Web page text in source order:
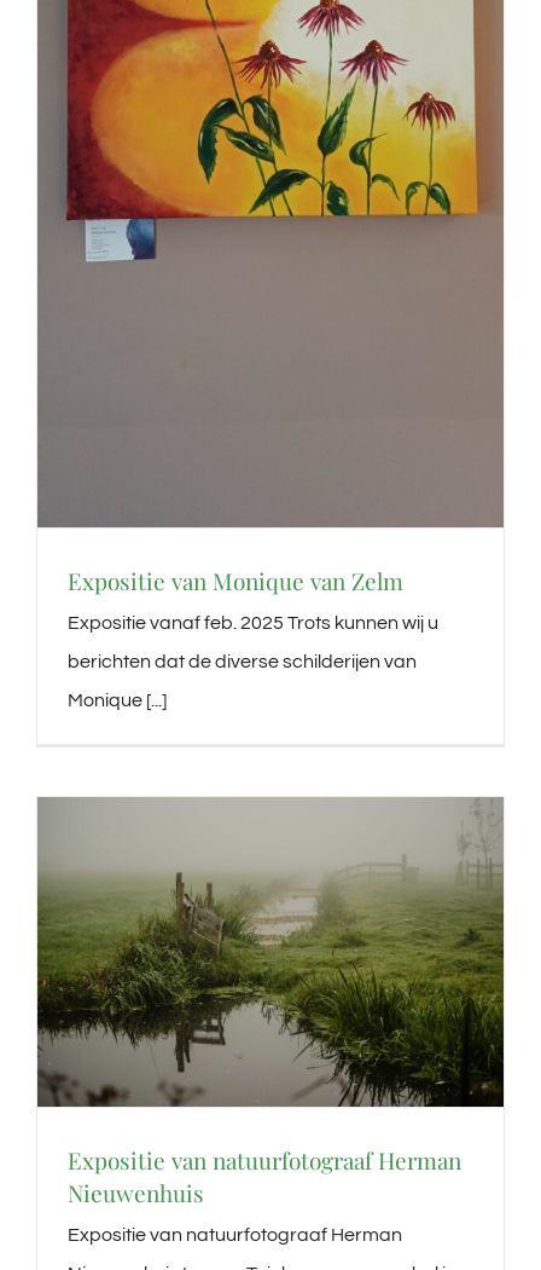
Expositie van Monique van Zelm
Expositie vanaf feb. 2025 Trots kunnen wij u
berichten dat de diverse schilderijen van
Monique [...]
Expositie van natuurfotograaf Herman
Nieuwenhuis
Expositie van natuurfotograaf Herman